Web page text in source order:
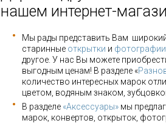
нашем интернет-
Мы рады представить Вам
старинные открытки и фотографии
другое. У нас Вы можете
выгодным ценам! В разделе «
количество интересных марок
цветом, водяным знаком,
В разделе «Аксессуары» мы
марок, конвертов, открыток,